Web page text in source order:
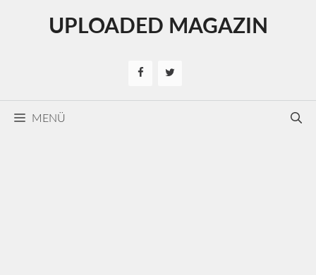
UPLOADED MAGAZIN
MENÜ